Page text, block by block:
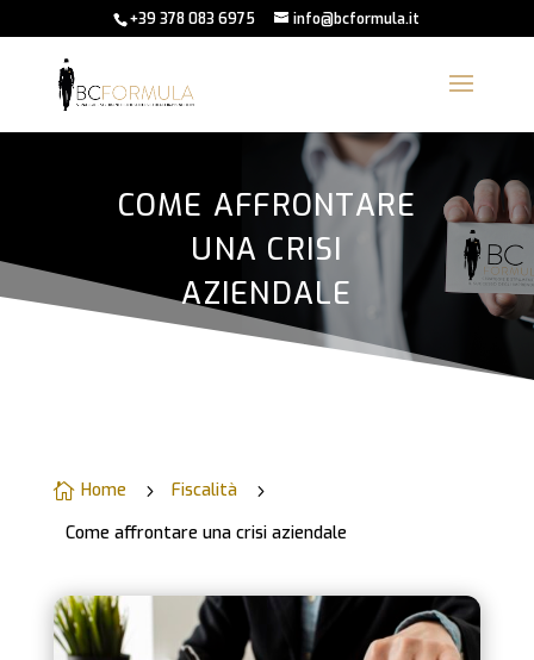
+39 378 083 6975 info@bcformula.it
COME AFFRONTARE
UNA CRISI
AZIENDALE
 Home 5 Fiscalità 5
Come affrontare una crisi aziendale